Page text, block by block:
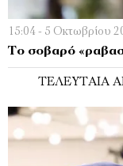
15:04 - 5 Οκτωβρίου
Το σοβαρό
ΤΕΛΕΥΤΑΊΑ